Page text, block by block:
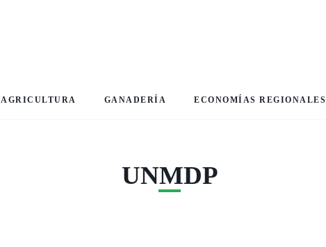
AGRICULTURA GANADERÍA ECONOMÍAS REGIONALES
UNMDP